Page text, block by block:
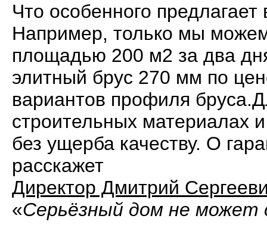
Что особенного
Например, только мы
площадью 200 м2 за два
элитный брус 270 мм по
вариантов профиля
строительных материалах
без ущерба качеству. О
расскажет
Директор Дмитрий
«Серьёзный дом не